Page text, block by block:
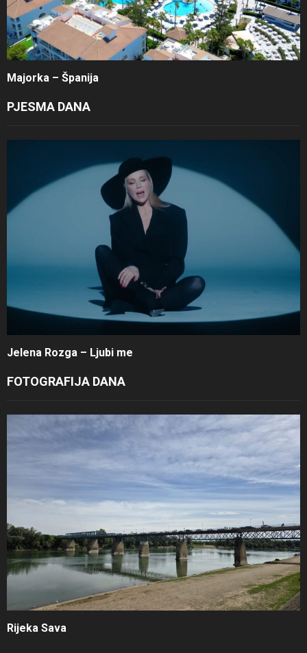
Majorka – Španija
PJESMA DANA
Jelena Rozga – Ljubi me
FOTOGRAFIJA DANA
Rijeka Sava